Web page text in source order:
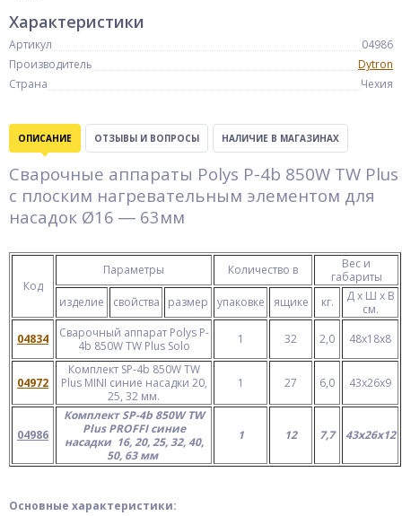
Характеристики
Артикул
04986
Производитель
Dytron
Страна
Чехия
ОПИСАНИЕ ОТЗЫВЫ И ВОПРОСЫ НАЛИЧИЕ В МАГАЗИНАХ
Сварочные аппараты Polys P-4b 850W TW Plus
с плоским нагревательным элементом для
насадок Ø16 ― 63мм
Код
Параметры Количество в
Вес и
габариты
изделие
свойства размер упаковке ящике кг.
Д х Ш х В
см.
04834
Сварочный аппарат Polys P-
4b 850W TW Plus Solo
1 32 2,0 48х18х8
04972
Комплект SP-4b 850W TW
Plus MINI синие насадки 20,
25, 32 мм.
1 27 6,0 43х26х9
04986
Комплект SP-4b 850W TW
Plus PROFFI синие
насадки 16, 20, 25, 32, 40,
50, 63 мм
1 12 7,7 43х26х12
Основные характеристики: